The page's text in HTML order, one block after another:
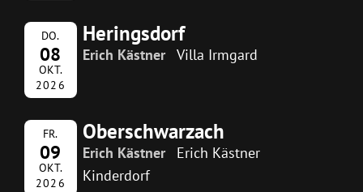
DO.
08
OKT.
2026
Heringsdorf
Erich Kästner Villa Irmgard
FR.
09
OKT.
2026
Oberschwarzach
Erich Kästner
Erich Kästner
Kinderdorf